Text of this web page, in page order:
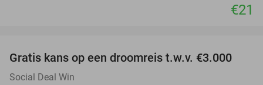
€21
Gratis kans op een droomreis t.w.v. €3.000
Social Deal Win